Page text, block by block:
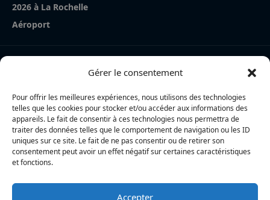
Gérer le consentement
Pour offrir les meilleures expériences, nous utilisons des technologies
telles que les cookies pour stocker et/ou accéder aux informations des
appareils. Le fait de consentir à ces technologies nous permettra de
traiter des données telles que le comportement de navigation ou les ID
uniques sur ce site. Le fait de ne pas consentir ou de retirer son
consentement peut avoir un effet négatif sur certaines caractéristiques
et fonctions.
Accepter
2026 à La Rochelle
Aéroport
voiture à Périgny, une femme en urgence absolue
Charente-Maritime : la directrice de la police nationale,
Myriam Akkari, sur le départ vers le Haut-Rhin
Incendie à la gare de La Rochelle : près de 20 m² de
toiture brûlés, l’origine accidentelle privilégiée